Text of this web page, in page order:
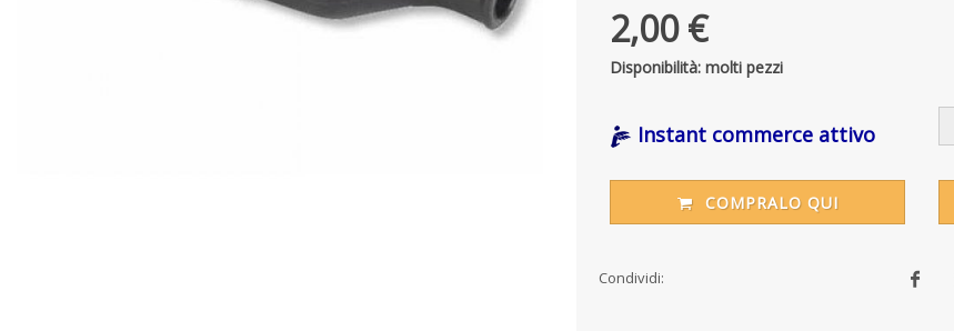
2,00 €
Disponibilità: molti pezzi
Instant commerce attivo
COMPRALO QUI
Condividi: